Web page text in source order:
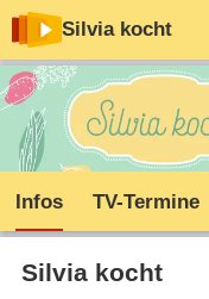
Silvia kocht
Infos TV-Termine
Silvia kocht